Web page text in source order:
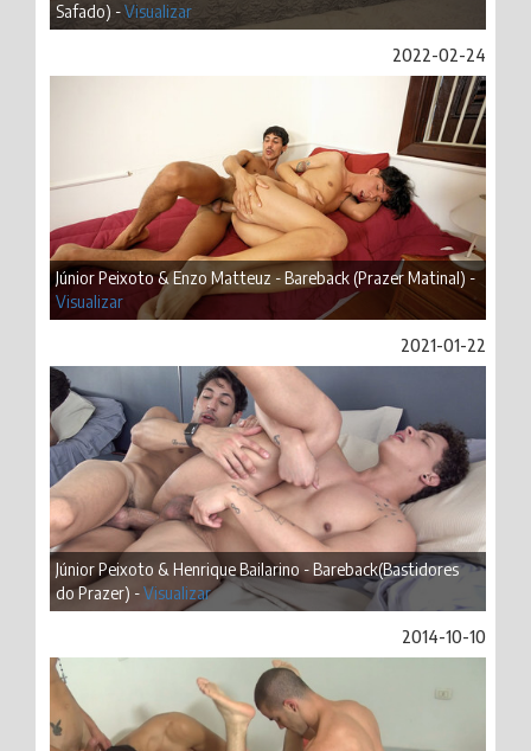
Safado) -Visualizar
2022-02-24
Júnior Peixoto & Enzo Matteuz - Bareback (Prazer Matinal) -
Visualizar
2021-01-22
Júnior Peixoto & Henrique Bailarino - Bareback(Bastidores
do Prazer) -Visualizar
2014-10-10